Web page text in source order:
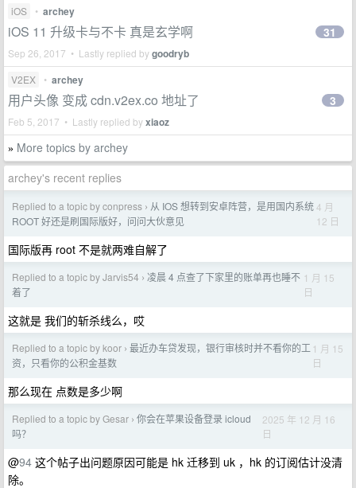
iOS • archey
iOS 11 升级卡与不卡 真是玄学啊
Sep 26, 2017 • Lastly replied bygoodryb
31
V2EX • archey
用户头像 变成 cdn.v2ex.co 地址了
Feb 5, 2017 • Lastly replied byxiaoz
3
» More topics by archey
archey's recent replies
Replied to a topic by conpress › 从 IOS 想转到安卓阵营，是用国内系统
ROOT 好还是刷国际版好，问问大伙意见
4 月
12 日
国际版再 root 不是就两难自解了
Replied to a topic by Jarvis54 › 凌晨 4 点查了下家里的账单再也睡不
着了
1 月 15
日
这就是 我们的斩杀线么，哎
Replied to a topic by koor › 最近办车贷发现，银行审核时并不看你的工
资，只看你的公积金基数
1 月 15
日
那么现在 点数是多少啊
Replied to a topic by Gesar › 你会在苹果设备登录 icloud
吗？
2025 年 12 月 16
日
@94 这个帖子出问题原因可能是 hk 迁移到 uk ，hk 的订阅估计没清
除。